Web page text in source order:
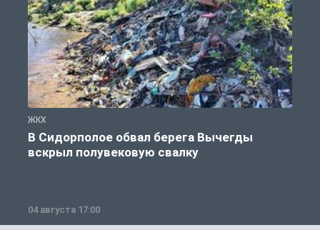
ЖКХ
В Сидорполое обвал берега Вычегды
вскрыл полувековую свалку
04 августа 17:00